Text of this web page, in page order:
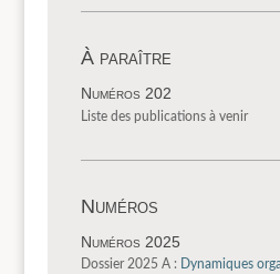
À paraître
Numéros 202
Liste des publications à venir
Numéros
Numéros 2025
Dossier 2025 A : Dynamiques